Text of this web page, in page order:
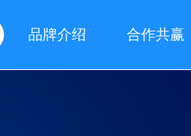
品牌介绍 合作共赢